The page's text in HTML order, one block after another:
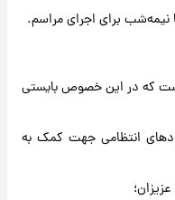
نیمه‌شب برای اجرای مراسم.
که در این خصوص بایستی
انتظامی جهت کمک به